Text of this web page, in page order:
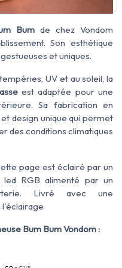
Bumde chez Vondom
Son esthétique
et uniques.
UV et au soleil, la
est adaptée pour une
Sa fabrication en
design unique qui permet
des conditions climatiques
page est éclairé par un
RGB alimenté par un
Livré avec une
Bum Bum Vondom :